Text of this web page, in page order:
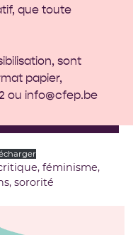
que toute
sont
papier,
ou info@cfep.be
,féminisme,
,sororité